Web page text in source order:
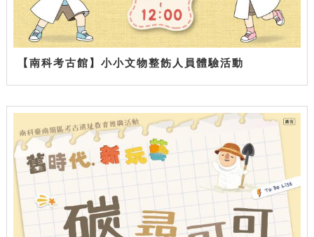
【南科考古館】小小文物整飭人員體驗活動